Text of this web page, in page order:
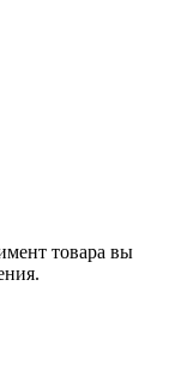
товара вы